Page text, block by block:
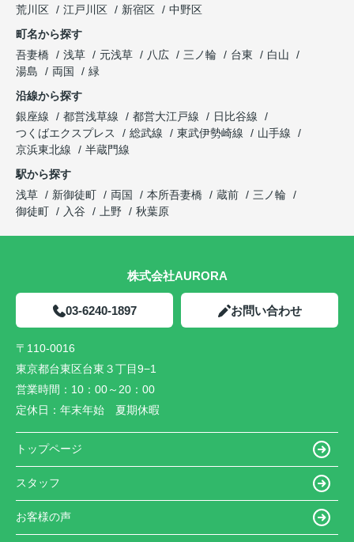
荒川区
江戸川区 新宿区
中野区
町名から探す
吾妻橋
浅草 元浅草 八広 三ノ輪 台東
白山
湯島
両国
緑
沿線から探す
銀座線
都営浅草線 都営大江戸線
日比谷線
つくばエクスプレス
総武線 東武伊勢崎線
山手線
京浜東北線
半蔵門線
駅から探す
浅草
新御徒町 両国 本所吾妻橋 蔵前
三ノ輪
御徒町
入谷 上野 秋葉原
株式会社AURORA
03-6240-1897 お問い合わせ
〒110-0016
東京都台東区台東３丁目9−1
営業時間： 10：00～20：00
定休日： 年末年始 夏期休暇
トップページ
スタッフ
お客様の声